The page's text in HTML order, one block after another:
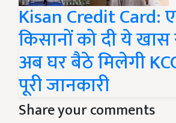
Kisan Credit Card:
किसानों को दी ये खास
अब घर बैठे मिलेगी
पूरी जानकारी
Share your comments